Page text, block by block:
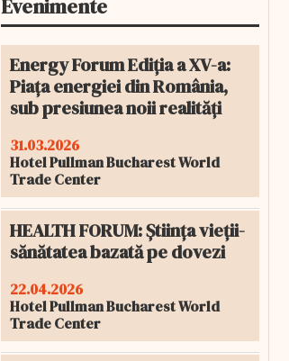
Evenimente
Energy Forum Ediția a XV-a:
Piața energiei din România,
sub presiunea noii realități
31.03.2026
Hotel Pullman Bucharest World
Trade Center
HEALTH FORUM: Știința vieții-
sănătatea bazată pe dovezi
22.04.2026
Hotel Pullman Bucharest World
Trade Center